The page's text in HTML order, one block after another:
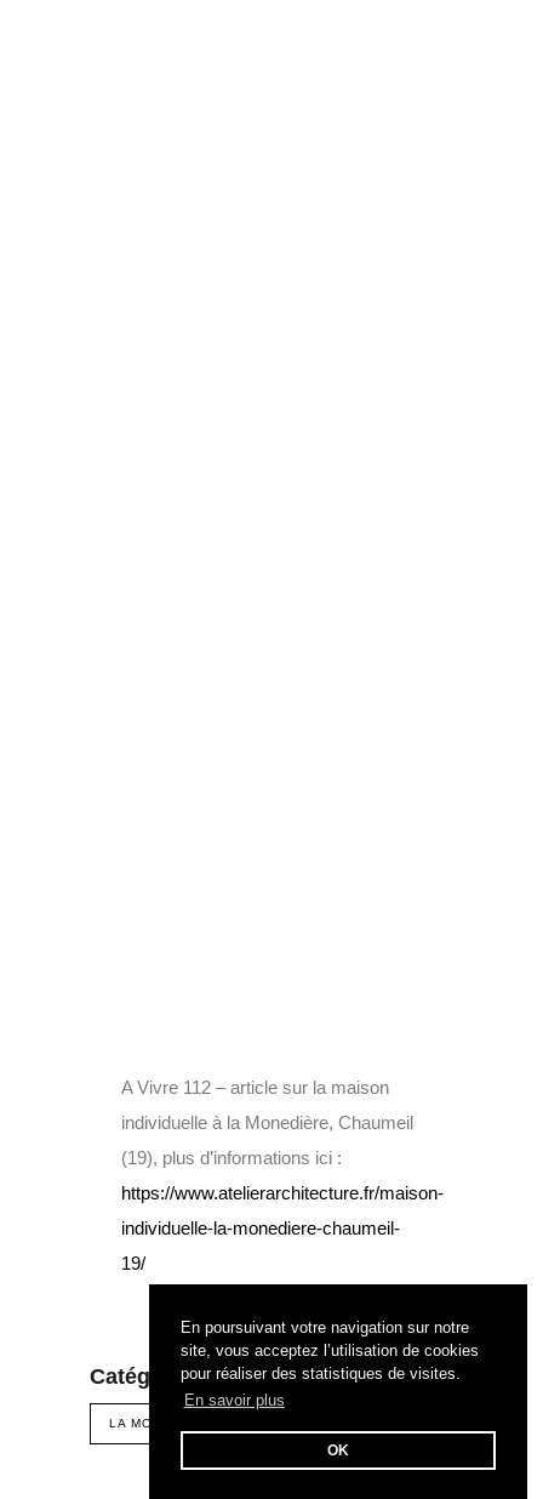
En poursuivant votre navigation sur notre
site, vous acceptez l’utilisation de cookies
pour réaliser des statistiques de visites.
En savoir plus
OK
A Vivre 112 – article sur la maison
individuelle à la Monedière, Chaumeil
(19), plus d’informations ici :
https://www.atelierarchitecture.fr/maison-
individuelle-la-monediere-chaumeil-
19/
Catégories : AVIVRE
LA MONEDIÈRE